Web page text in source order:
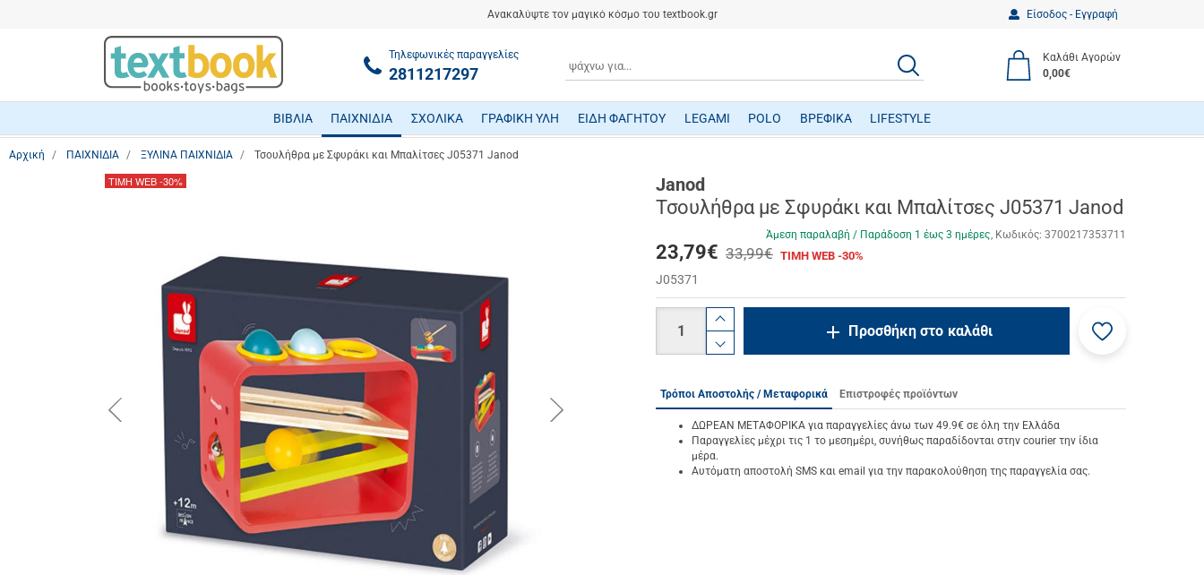
Ανακαλύψτε τον μαγικό κόσμο του textbook.gr Είσοδος - Εγγραφή
Τηλεφωνικές παραγγελίες
2811217297
ΑΝΑΖΗΤΗΣΗ
Καλάθι Αγορών
0,00€
ΒΙΒΛΙΑ ΠΑΙΧΝΙΔΙΑ ΣΧΟΛΙΚΑ ΓΡΑΦΙΚΗ ΥΛΗ ΕΙΔΗ ΦΑΓΗΤΟΥ LEGAMI POLO ΒΡΕΦΙΚΑ LIFESTYLE
Αρχική ΠΑΙΧΝΙΔΙΑ ΞΥΛΙΝΑ ΠΑΙΧΝΙΔΙΑ Τσουλήθρα με Σφυράκι και Μπαλίτσες J05371 Janod
button.prev button.next
ΤΙΜΗ WEB-30% Janod
Τσουλήθρα με Σφυράκι και Μπαλίτσες J05371 Janod
Άμεση παραλαβή / Παράδoση 1 έως 3 ημέρες Κωδικός: 3700217353711
23,79€ 33,99€ ΤΙΜΗ WEB -30%
J05371
product.increase.quantity
product.decrease.quantity
Προσθήκη στο καλάθι
Προσθήκη
Τρόποι Αποστολής / Μεταφορικά Επιστροφές προϊόντων
ΔΩΡΕΑΝ ΜΕΤΑΦΟΡΙΚΑ για παραγγελίες άνω των 49.9€ σε όλη την Ελλάδα
Παραγγελίες μέχρι τις 1 το μεσημέρι, συνήθως παραδίδονται στην courier την ίδια
μέρα.
Αυτόματη αποστολή SMS και email για την παρακολούθηση της παραγγελία σας.